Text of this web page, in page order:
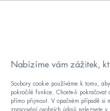
solară
Nabízíme vám zážitek,
Soubory cookie používáme k tomu,
pokročilé funkce. Chcete-li pokračovat
přímo přijmout. V opačném případě si